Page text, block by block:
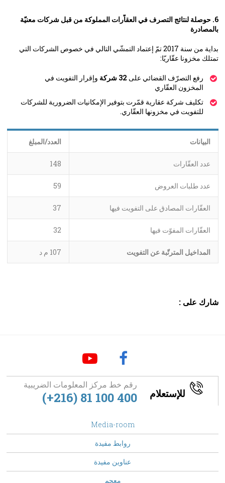
6. حوصلة لنتائج التصرف في العقاّرات المملوكة من قبل شركات معنيّة
بالمصادرة
بداية من سنة 2017 تمّ إعتماد التمشّي التالي في خصوص الشركات التي
تمتلك مخزونا عقّاريّا:
رفع التصرّف القضائي على 32 شركة
وإقرار التفويت في
المخزون العقّاري
تكليف شركة عقارية قمّرت بتوفير الإمكانيات الضرورية للشركات
للتفويت في مخزونها العقّاري.
البيانات العدد/المبلغ
عدد العقّارات 148
عدد طلبات العروض 59
العقّارات المصادق على التفويت فيها 37
العقّارات المفوّت فيها 32
المداخيل المترتّبة عن التفويت 107 م د
شارك على :
للإستعلام
رقم خط مركز المعلومات الضريبية
(+216) 81 100 400
Media-room
روابط مفيدة
عناوين مفيدة
معجم